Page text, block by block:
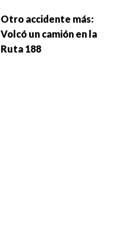
Otro accidente más:
Volcó un camión en la
Ruta 188